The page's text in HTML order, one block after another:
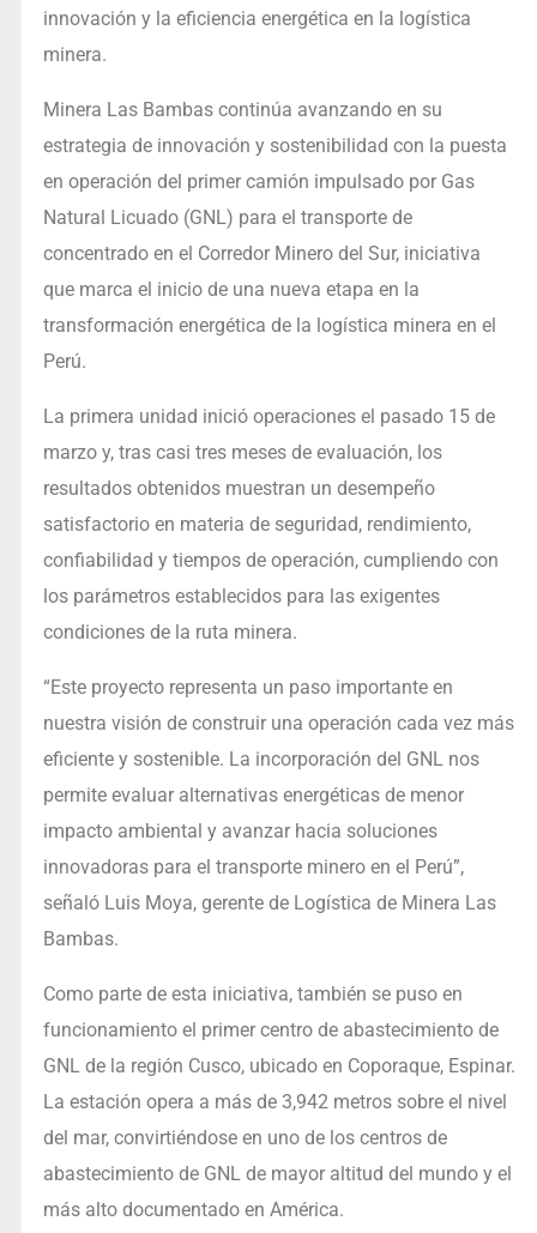
innovación y la eficiencia energética en la logística
minera.
Minera Las Bambas continúa avanzando en su
estrategia de innovación y sostenibilidad con la puesta
en operación del primer camión impulsado por Gas
Natural Licuado (GNL) para el transporte de
concentrado en el Corredor Minero del Sur, iniciativa
que marca el inicio de una nueva etapa en la
transformación energética de la logística minera en el
Perú.
La primera unidad inició operaciones el pasado 15 de
marzo y, tras casi tres meses de evaluación, los
resultados obtenidos muestran un desempeño
satisfactorio en materia de seguridad, rendimiento,
confiabilidad y tiempos de operación, cumpliendo con
los parámetros establecidos para las exigentes
condiciones de la ruta minera.
“Este proyecto representa un paso importante en
nuestra visión de construir una operación cada vez más
eficiente y sostenible. La incorporación del GNL nos
permite evaluar alternativas energéticas de menor
impacto ambiental y avanzar hacia soluciones
innovadoras para el transporte minero en el Perú”,
señaló Luis Moya, gerente de Logística de Minera Las
Bambas.
Como parte de esta iniciativa, también se puso en
funcionamiento el primer centro de abastecimiento de
GNL de la región Cusco, ubicado en Coporaque, Espinar.
La estación opera a más de 3,942 metros sobre el nivel
del mar, convirtiéndose en uno de los centros de
abastecimiento de GNL de mayor altitud del mundo y el
más alto documentado en América.